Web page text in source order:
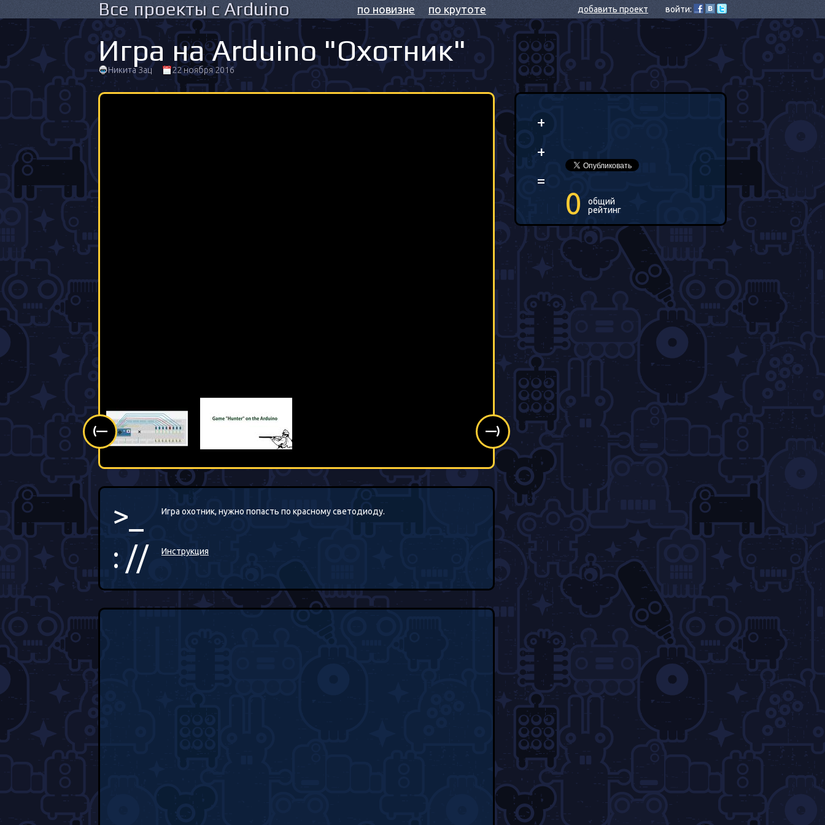
Все проекты с Arduino по новизне по крутоте войти:
добавить проект
Игра на Arduino "Охотник"
Никита Зац 22 ноября 2016
(— —)
+
+
=
0
общий
рейтинг
>_ Игра охотник, нужно попасть по красному светодиоду.
: // Инструкция